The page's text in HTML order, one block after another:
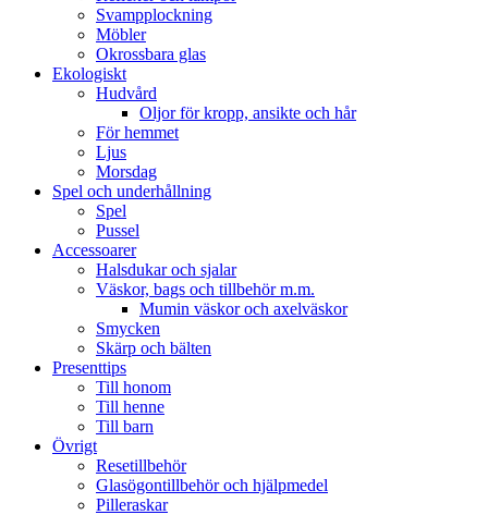
Svampplockning
Möbler
Okrossbara glas
Ekologiskt
Hudvård
Oljor för kropp, ansikte och hår
För hemmet
Ljus
Morsdag
Spel och underhållning
Spel
Pussel
Accessoarer
Halsdukar och sjalar
Väskor, bags och tillbehör m.m.
Mumin väskor och axelväskor
Smycken
Skärp och bälten
Presenttips
Till honom
Till henne
Till barn
Övrigt
Resetillbehör
Glasögontillbehör och hjälpmedel
Pilleraskar